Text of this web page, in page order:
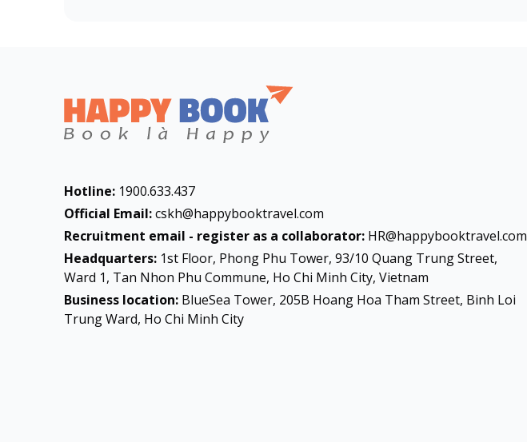
Hotline: 1900.633.437
Official Email:cskh@happybooktravel.com
Recruitment email - register as a collaborator: HR@happybooktravel.com
Headquarters: 1st Floor, Phong Phu Tower, 93/10 Quang Trung Street,
Ward 1, Tan Nhon Phu Commune, Ho Chi Minh City, Vietnam
Business location: BlueSea Tower, 205B Hoang Hoa Tham Street, Binh Loi
Trung Ward, Ho Chi Minh City